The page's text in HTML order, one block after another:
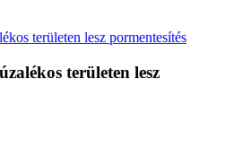
területen lesz